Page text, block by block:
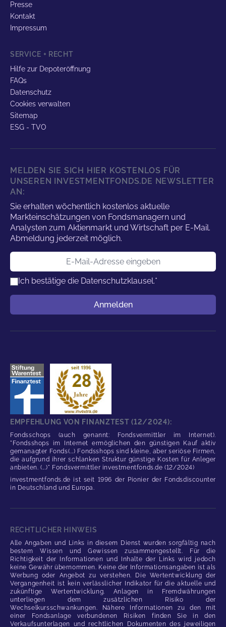
Presse
Kontakt
Impressum
SERVICE + RECHT
Hilfe zur Depoteröffnung
FAQs
Datenschutz
Cookies verwalten
Sitemap
ESG - TVO
MELDEN SIE SICH HIER KOSTENLOS FÜR
UNSEREN INVESTMENTFONDS.DE NEWSLETTER
AN:
Sie erhalten wöchentlich kostenlos aktuelle
Markteinschätzungen von Fondsmanagern und
Analysten zum Aktienmarkt und Wirtschaft per E-Mail.
Abmeldung jederzeit möglich.
E-Mail-Adresse
Ich bestätige die Datenschutzklausel.*
Anmelden
EMPFEHLUNG VON FINANZTEST (12/2024):
Fondsschops (auch genannt: Fondsvermittler im Internet).
"Fondsshops im Internet ermöglichen den günstigen Kauf aktiv
gemanagter Fonds(...) Fondsshops sind kleine, aber seriöse Firmen,
die aufgrund ihrer schlanken Struktur günstige Kosten für Anleger
anbieten. (...)" Fondsvermittler investmentfonds.de (12/2024)
investmentfonds.de ist seit 1996 der Pionier der Fondsdiscounter
in Deutschland und Europa.
RECHTLICHER HINWEIS
Alle Angaben und Links in diesem Dienst wurden sorgfältig nach
bestem Wissen und Gewissen zusammengestellt. Für die
Richtigkeit der Informationen und Inhalte der Links wird jedoch
keine Gewähr übernommen. Keine der Informationsangaben ist als
Werbung oder Angebot zu verstehen. Die Wertentwicklung der
Vergangenheit ist kein verlässlicher Indikator für die aktuelle und
zukünftige Wertentwicklung. Anlagen in Fremdwährungen
unterliegen dem zusätzlichen Risiko der
Wechselkursschwankungen. Nähere Informationen zu den mit
einer Fondsanlage verbundenen Risiken finden Sie in den
Verkaufsunterlagen und rechtlichen Dokumenten des jeweiligen